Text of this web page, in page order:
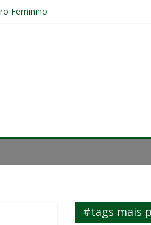
Feminino
e passará por cirurgia
saídas no elenco
#tags mais